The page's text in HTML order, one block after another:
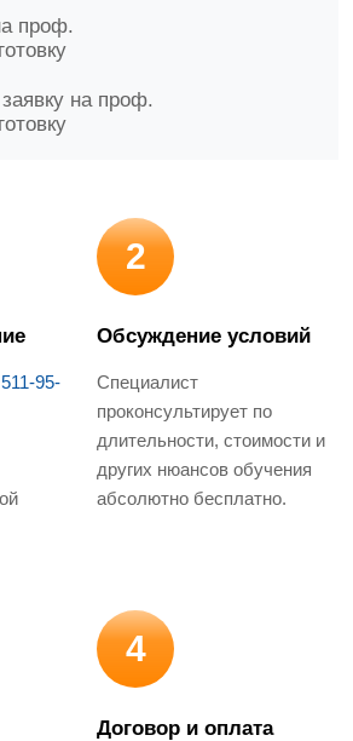
проф.
на проф.
95-
2
Обсуждение условий
Специалист
проконсультирует по
длительности, стоимости и
других нюансов обучения
абсолютно бесплатно.
4
Договор и оплата